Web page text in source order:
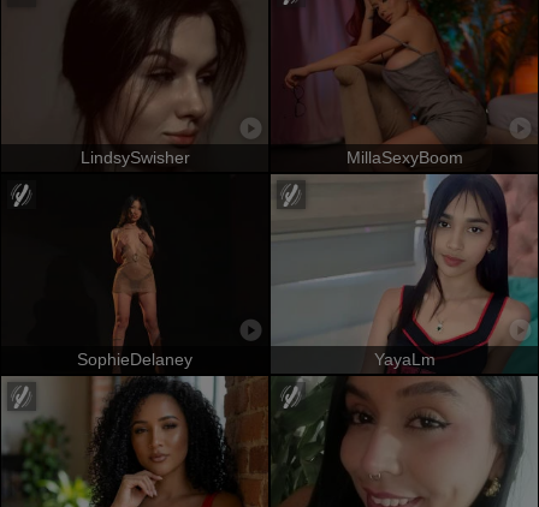
LindsySwisher MillaSexyBoom
SophieDelaney YayaLm